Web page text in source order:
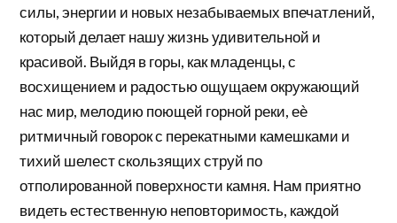
силы, энергии и новых незабываемых впечатлений,
который делает нашу жизнь удивительной и
красивой. Выйдя в горы, как младенцы, с
восхищением и радостью ощущаем окружающий
нас мир, мелодию поющей горной реки, еѐ
ритмичный говорок с перекатными камешками и
тихий шелест скользящих струй по
отполированной поверхности камня. Нам приятно
видеть естественную неповторимость, каждой